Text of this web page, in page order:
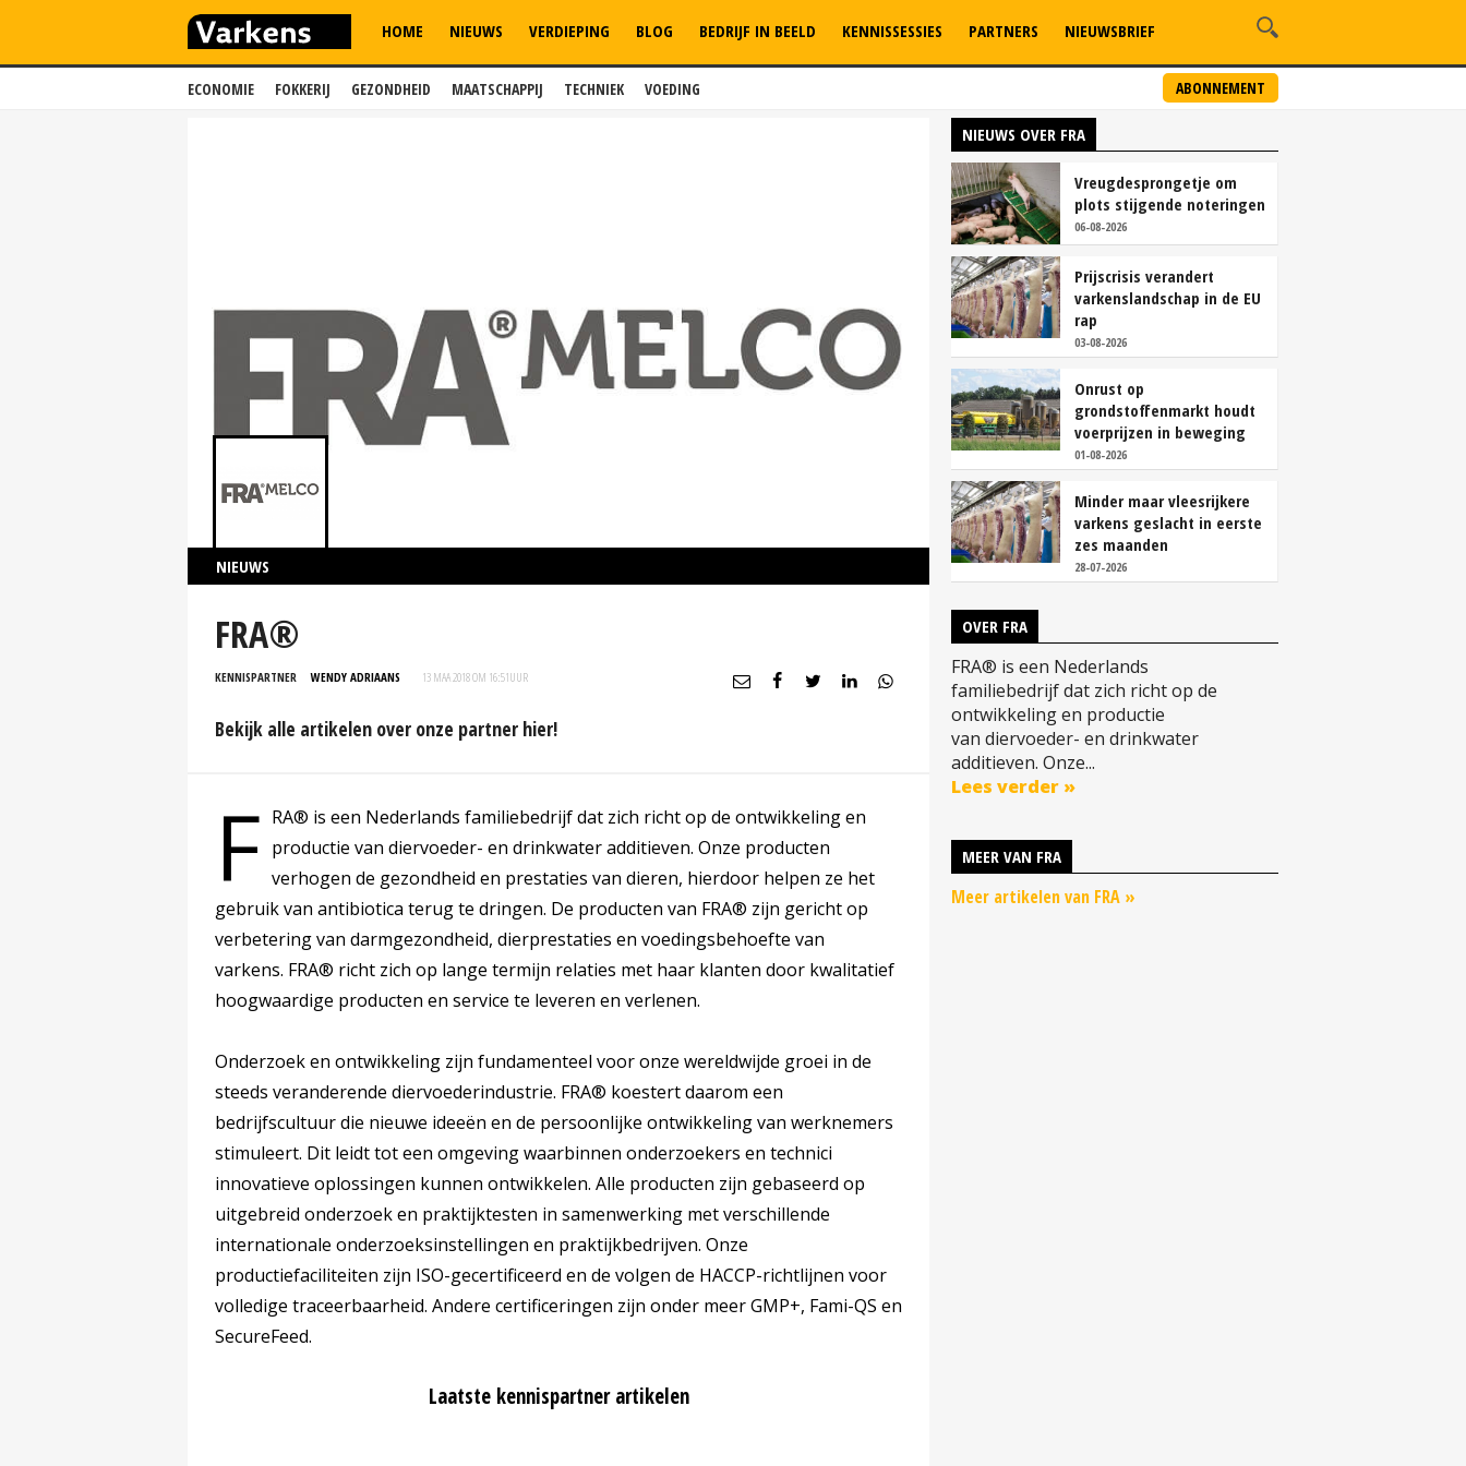
ECONOMIE FOKKERIJ GEZONDHEID MAATSCHAPPIJ TECHNIEK VOEDING ABONNEMENT
HOME NIEUWS VERDIEPING BLOG BEDRIJF IN BEELD KENNISSESSIES PARTNERS NIEUWSBRIEF
NIEUWS
FRA®
KENNISPARTNER WENDY ADRIAANS 13 MAA 2018 OM 16:51UUR
Bekijk alle artikelen over onze partner hier!
F RA® is een Nederlands familiebedrijf dat zich richt op de ontwikkeling en
productie van diervoeder- en drinkwater additieven. Onze producten
verhogen de gezondheid en prestaties van dieren, hierdoor helpen ze het
gebruik van antibiotica terug te dringen. De producten van FRA® zijn gericht op
verbetering van darmgezondheid, dierprestaties en voedingsbehoefte van
varkens. FRA® richt zich op lange termijn relaties met haar klanten door kwalitatief
hoogwaardige producten en service te leveren en verlenen.
Onderzoek en ontwikkeling zijn fundamenteel voor onze wereldwijde groei in de
steeds veranderende diervoederindustrie. FRA® koestert daarom een
bedrijfscultuur die nieuwe ideeën en de persoonlijke ontwikkeling van werknemers
stimuleert. Dit leidt tot een omgeving waarbinnen onderzoekers en technici
innovatieve oplossingen kunnen ontwikkelen. Alle producten zijn gebaseerd op
uitgebreid onderzoek en praktijktesten in samenwerking met verschillende
internationale onderzoeksinstellingen en praktijkbedrijven. Onze
productiefaciliteiten zijn ISO-gecertificeerd en de volgen de HACCP-richtlijnen voor
volledige traceerbaarheid. Andere certificeringen zijn onder meer GMP+, Fami-QS en
SecureFeed.
Laatste kennispartner artikelen
NIEUWS OVER FRA
Vreugdesprongetje om
plots stijgende noteringen
06-08-2026
Prijscrisis verandert
varkenslandschap in de EU
rap
03-08-2026
Onrust op
grondstoffenmarkt houdt
voerprijzen in beweging
01-08-2026
Minder maar vleesrijkere
varkens geslacht in eerste
zes maanden
28-07-2026
OVER FRA
FRA® is een Nederlands
familiebedrijf dat zich richt op de
ontwikkeling en productie
van diervoeder- en drinkwater
additieven. Onze...
Lees verder »
MEER VAN FRA
Meer artikelen van FRA »